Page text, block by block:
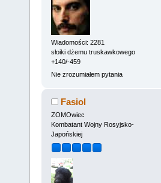
Wiadomości: 2281
słoiki dżemu truskawkowego
+140/-459
Nie zrozumiałem pytania
Fasiol
ZOMOwiec
Kombatant Wojny Rosyjsko-
Japońskiej